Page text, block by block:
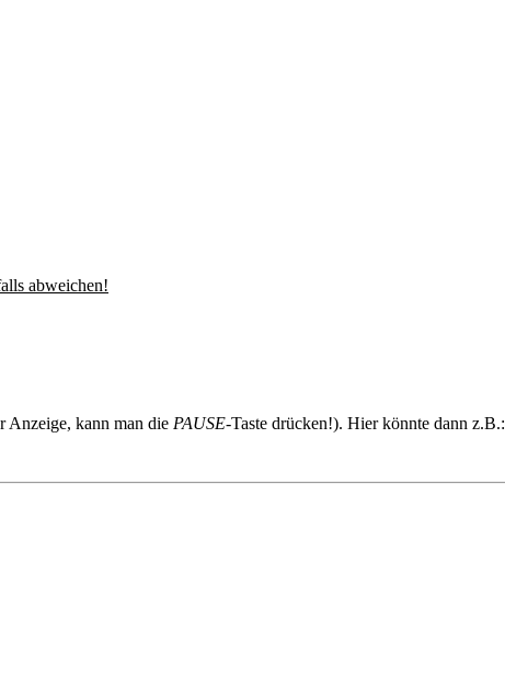
abweichen!
Anzeige, kann man die PAUSE-Taste drücken!). Hier könnte dann z.B.: